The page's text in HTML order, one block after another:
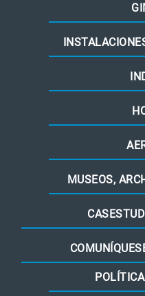
MUSEOS,